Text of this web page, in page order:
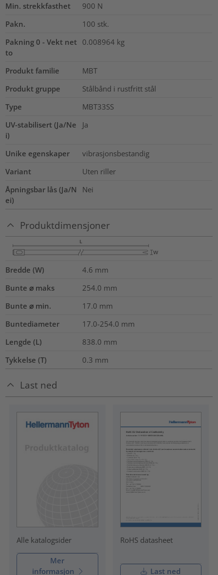
Min. strekkfasthet
900 N
Pakn.
100 stk.
Pakning 0 - Vekt net
to
0.008964 kg
Produkt familie
MBT
Produkt gruppe
Stålbånd i rustfritt stål
Type
MBT33SS
UV-stabilisert (Ja/Ne
i)
Ja
Unike egenskaper
vibrasjonsbestandig
Variant
Uten riller
Åpningsbar lås (Ja/N
ei)
Nei
Produktdimensjoner
Bredde (W) 4.6 mm
Bunte ⌀ maks
254.0 mm
Bunte ⌀ min.
17.0 mm
Buntediameter
17.0-254.0 mm
Lengde (L)
838.0 mm
Tykkelse (T)
0.3 mm
Last ned
Alle katalogsider
Mer
informasjon
RoHS datasheet
Last ned